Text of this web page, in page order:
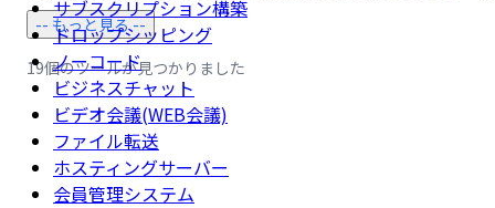
サブスクリプション構築
ドロップシッピング
ノーコード
ビジネスチャット
ビデオ会議(WEB会議)
ファイル転送
ホスティングサーバー
会員管理システム
-- もっと見る --
19個のツールが見つかりました